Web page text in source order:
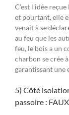
C’est l’idée
et pourtant, elle
venait à se
au feu que les
feu, le bois a un
charbon se crée
garantissant une
5) Côté
passoire :